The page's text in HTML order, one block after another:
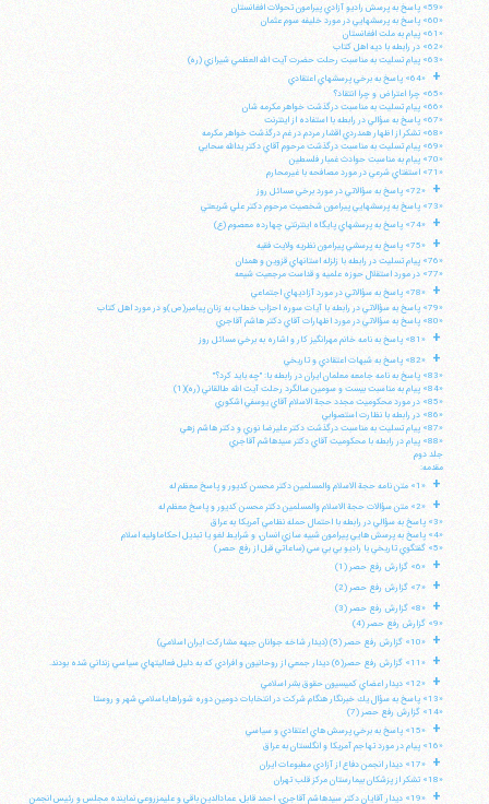
«59» پاسخ به پرسش راديو آزادي پيرامون تحولات افغانستان
«60» پاسخ به پرسشهايي در مورد خليفه سوم عثمان
«61» پيام به ملت افغانستان
«62» در رابطه با ديه اهل كتاب
«63» پيام تسليت به مناسبت رحلت حضرت آيت الله العظمي شيرازي (ره)
+
«64» پاسخ به برخي پرسشهاي اعتقادي
«65» چرا اعتراض و چرا انتقاد؟
«66» پيام تسليت به مناسبت درگذشت خواهر مكرمه شان
«67» پاسخ به سؤالي در رابطه با استفاده از اينترنت
«68» تشكر از اظهار همدردي اقشار مردم در غم درگذشت خواهر مكرمه
«69» پيام تسليت به مناسبت درگذشت مرحوم آقاي دكتر يدالله سحابي
«70» پيام به مناسبت حوادث غمبار فلسطين
«71» استفتاي شرعي در مورد مصافحه با غيرمحارم
+
«72» پاسخ به سؤالاتي در مورد برخي مسائل روز
«73» پاسخ به پرسشهايي پيرامون شخصيت مرحوم دكتر علي شريعتي
+ «74» پاسخ به پرسشهاي پايگاه اينترنتي چهارده معصوم (ع)
+
«75» پاسخ به پرسشي پيرامون نظريه ولايت فقيه
«76» پيام تسليت در رابطه با زلزله استانهاي قزوين و همدان
«77» در مورد استقلال حوزه علميه و قداست مرجعيت شيعه
+
«78» پاسخ به سؤالاتي در مورد آزاديهاي اجتماعي
«79» پاسخ به سؤالاتي در رابطه با آيات سوره احزاب خطاب به زنان پيامبر(ص)و در مورد اهل كتاب
«80» پاسخ به سؤالاتي در مورد اظهارات آقاي دكتر هاشم آقاجري
+ «81» پاسخ به نامه خانم مهرانگيز كار و اشاره به برخي مسائل روز
+
«82» پاسخ به شبهات اعتقادي و تاريخي
«83» پاسخ به نامه جامعه معلمان ايران در رابطه با: "چه بايد كرد؟"
«84» پيام به مناسبت بيست و سومين سالگرد رحلت آيت الله طالقاني (ره)(1)
«85» در مورد محكوميت مجدد حجة الاسلام آقاي يوسفي اشكوري
«86» در رابطه با نظارت استصوابي
«87» پيام تسليت به مناسبت درگذشت دكتر عليرضا نوري و دكتر هاشم زهي
«88» پيام در رابطه با محكوميت آقاي دكتر سيدهاشم آقاجري
جلد دوم
مقدمه:
+ «1» متن نامه حجة الاسلام والمسلمين دكتر محسن كديور و پاسخ معظم له
+
«2» متن سؤالات حجة الاسلام والمسلمين دكتر محسن كديور و پاسخ معظم له
«3» پاسخ به سؤالي در رابطه با احتمال حمله نظامي آمريكا به عراق
«4» پاسخ به پرسش هايي پيرامون شبيه سازي انسان، و شرايط لغو يا تبديل احكاماوليه اسلام
«5» گفتگوي تاريخي با راديو بي بي سي (ساعاتي قبل از رفع حصر)
+ «6» گزارش رفع حصر (1)
+ «7» گزارش رفع حصر (2)
+
«8» گزارش رفع حصر (3)
«9» گزارش رفع حصر (4)
+ «10» گزارش رفع حصر (5) (ديدار شاخه جوانان جبهه مشاركت ايران اسلامي)
+ «11» گزارش رفع حصر(6) ديدار جمعي از روحانيون و افرادي كه به دليل فعاليتهاي سياسي زنداني شده بودند.
+
«12» ديدار اعضاي كميسيون حقوق بشر اسلامي
«13» پاسخ به سؤال يك خبرنگار هنگام شركت در انتخابات دومين دوره شوراهاياسلامي شهر و روستا
«14» گزارش رفع حصر (7)
+
«15» پاسخ به برخي پرسش هاي اعتقادي و سياسي
«16» پيام در مورد تهاجم آمريكا و انگلستان به عراق
+
«17» ديدار انجمن دفاع از آزادي مطبوعات ايران
«18» تشكر از پزشكان بيمارستان مركز قلب تهران
+
«19» ديدار آقايان دكتر سيدهاشم آقاجري، احمد قابل، عمادالدين باقي و عليمزروعي نماينده مجلس و رئيس انجمن